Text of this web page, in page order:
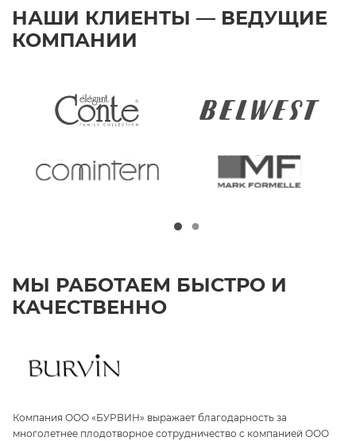
НАШИ КЛИЕНТЫ — ВЕДУЩИЕ
КОМПАНИИ
МЫ РАБОТАЕМ БЫСТРО И
КАЧЕСТВЕННО
Компания ООО «БУРВИН» выражает благодарность за
многолетнее плодотворное сотрудничество с компанией ООО